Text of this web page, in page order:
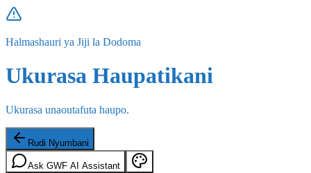
Halmashauri ya Jiji la Dodoma
Ukurasa Haupatikani
Ukurasa unaoutafuta haupo.
Rudi Nyumbani
Ask GWF AI Assistant